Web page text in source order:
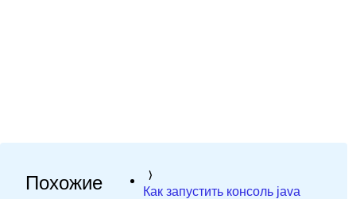
Похожие
Как запустить консоль java